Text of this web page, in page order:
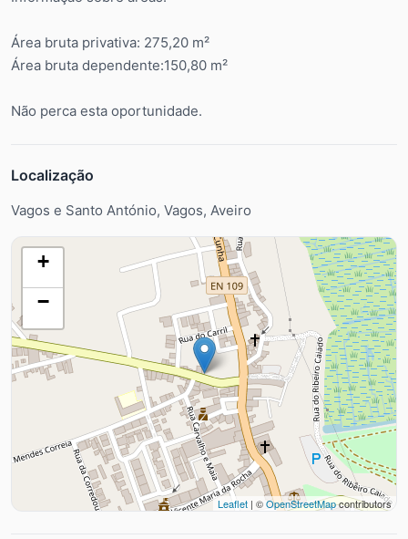
Área bruta privativa: 275,20 m²
Área bruta dependente:150,80 m²
Não perca esta oportunidade.
Localização
Vagos e Santo António, Vagos, Aveiro
+
−
Leaflet | ©OpenStreetMapcontributors